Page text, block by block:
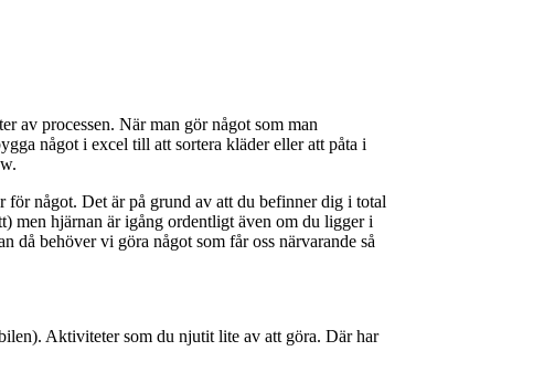
av processen. När man gör något som man
något i excel till att sortera kläder eller att påta i
något. Det är på grund av att du befinner dig i total
men hjärnan är igång ordentligt även om du ligger i
behöver vi göra något som får oss närvarande så
Aktiviteter som du njutit lite av att göra. Där har